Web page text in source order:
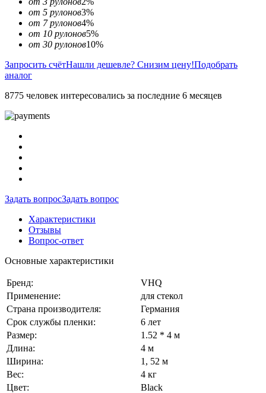
от 5 рулонов3%
от 7 рулонов4%
от 10 рулонов5%
от 30 рулонов10%
Запросить счётНашли дешевле? Снизим цену!Подобрать
аналог
8775 человек интересовались за последние 6 месяцев
Задать вопросЗадать вопрос
Характеристики
Отзывы
Вопрос-ответ
Основные характеристики
Бренд:
VHQ
Применение:
для стекол
Страна производителя:
Германия
Срок службы пленки:
6 лет
Размер:
1.52 * 4 м
Длина:
4 м
Ширина:
1, 52 м
Вес:
4 кг
Цвет:
Black